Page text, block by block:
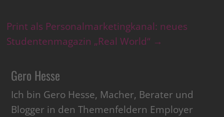
Print als Personalmarketingkanal: neues
Studentenmagazin „Real World“ →
Gero Hesse
Ich bin Gero Hesse, Macher, Berater und
Blogger in den Themenfeldern Employer